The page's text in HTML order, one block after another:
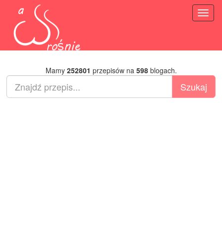
Mamy 252801 przepisów na 598blogach.